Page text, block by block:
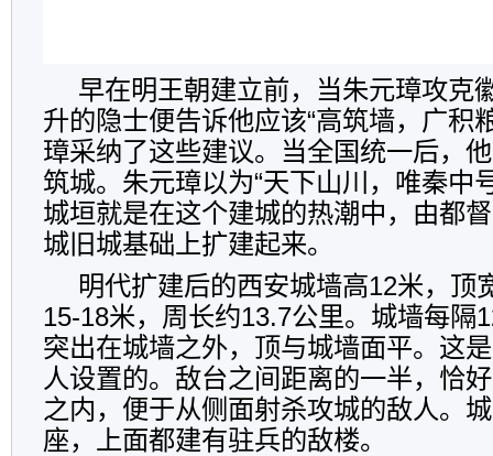
早在明王朝建立前，当朱元璋攻克
升的隐士便告诉他应该“高筑墙，广积
璋采纳了这些建议。当全国统一后，
筑城。朱元璋以为“天下山川，唯秦中
城垣就是在这个建城的热潮中，由都
城旧城基础上扩建起来。
明代扩建后的西安城墙高12米，顶
15-18米，周长约13.7公里。城墙每隔
突出在城墙之外，顶与城墙面平。这
人设置的。敌台之间距离的一半，恰
之内，便于从侧面射杀攻城的敌人。
座，上面都建有驻兵的敌楼。